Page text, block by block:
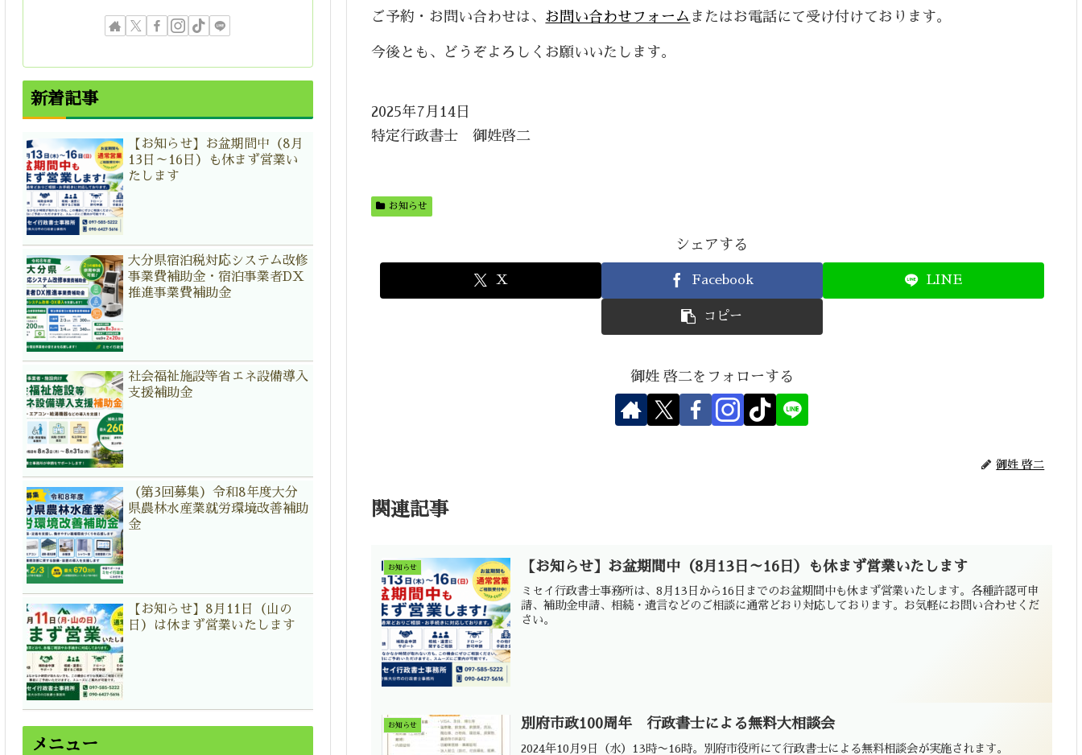
ご予約・お問い合わせは、 お問い合わせフォーム またはお電話にて受け付けております。
今後とも、どうぞよろしくお願いいたします。
2025年7月14日
特定行政書士 御姓啓二
お知らせ
シェアする
X Facebook LINE
コピー
御姓 啓二をフォローする
御姓 啓二
関連記事
お知らせ 【お知らせ】お盆期間中（8月13日～16日）も休まず営業いたします
ミセイ行政書士事務所は、8月13日から16日までのお盆期間中も休まず営業いたします。各種許認可申
請、補助金申請、相続・遺言などのご相談に通常どおり対応しております。お気軽にお問い合わせくだ
さい。
お知らせ 別府市政100周年 行政書士による無料大相談会
2024年10月9日（水）13時〜16時。別府市役所にて行政書士による無料相談会が実施されます。
新着記事
【お知らせ】お盆期間中（8月
13日～16日）も休まず営業い
たします
大分県宿泊税対応システム改修
事業費補助金・宿泊事業者DX
推進事業費補助金
社会福祉施設等省エネ設備導入
支援補助金
（第3回募集）令和8年度大分
県農林水産業就労環境改善補助
金
【お知らせ】8月11日（山の
日）は休まず営業いたします
メニュー